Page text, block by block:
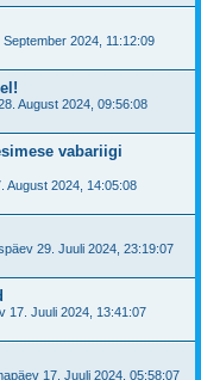
September 2024, 11:12:09
August 2024, 09:56:08
vabariigi
August 2024, 14:05:08
29. Juuli 2024, 23:19:07
17. Juuli 2024, 13:41:07
17. Juuli 2024, 05:58:07